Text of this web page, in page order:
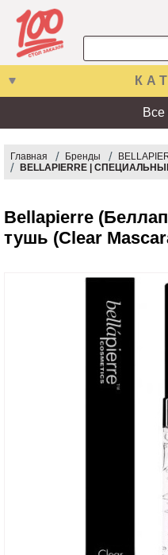
Главная Бренды
BELLAPIERRE |
Bellapierre
тушь (Clear